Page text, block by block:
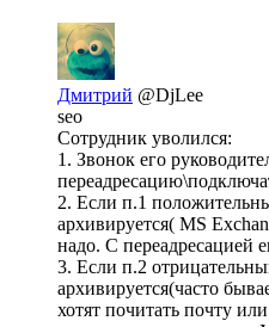
Дмитрий @DjLee
seo
Сотрудник уволился:
1. Звонок его
2. Если п.1
архивируется( MS
надо. С переадресацией
3. Если п.2
архивируется(часто
хотят почитать почту